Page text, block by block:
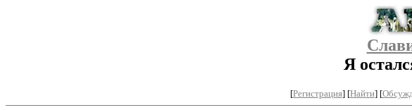
Я
[Регистрация] [Найти] [